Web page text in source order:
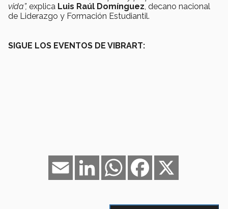
vida”, explica Luis Raúl Domínguez, decano nacional
de Liderazgo y Formación Estudiantil.
SIGUE LOS EVENTOS DE VIBRART:
Facebook
WhatsApp
LinkedIn
Email